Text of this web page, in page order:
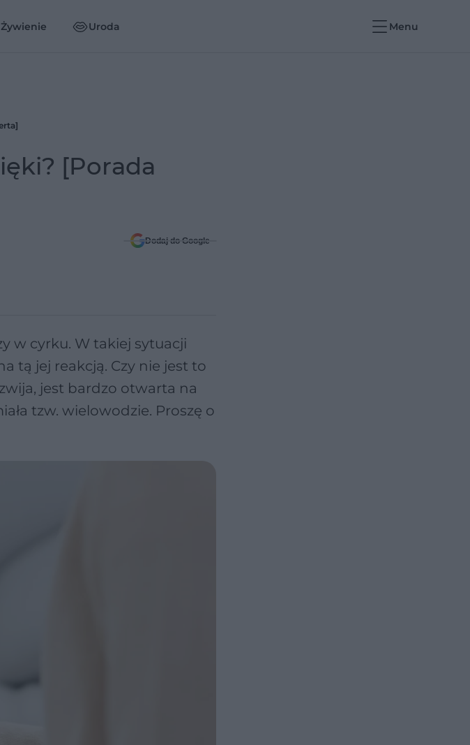
Żywienie Uroda Menu
[Porada
Dodaj do Google
w cyrku. W takiej sytuacji
tą jej reakcją. Czy nie jest to
jest bardzo otwarta na
tzw. wielowodzie. Proszę o